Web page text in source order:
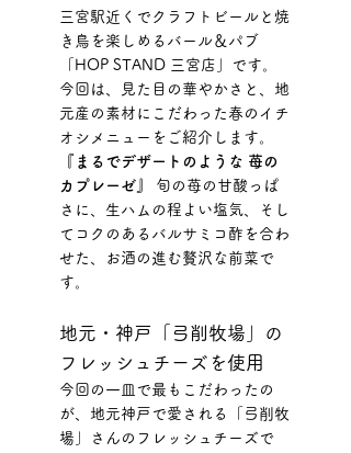
三宮駅近くでクラフトビールと焼
き鳥を楽しめるバール＆パブ
「HOP STAND 三宮店」です。
今回は、見た目の華やかさと、地
元産の素材にこだわった春のイチ
オシメニューをご紹介します。
『まるでデザートのような 苺の
カプレーゼ』
旬の苺の甘酸っぱ
さに、生ハムの程よい塩気、そし
てコクのあるバルサミコ酢を合わ
せた、お酒の進む贅沢な前菜で
す。
地元・神戸「弓削牧場」の
フレッシュチーズを使用
今回の一皿で最もこだわったの
が、地元神戸で愛される「弓削牧
場」さんのフレッシュチーズで